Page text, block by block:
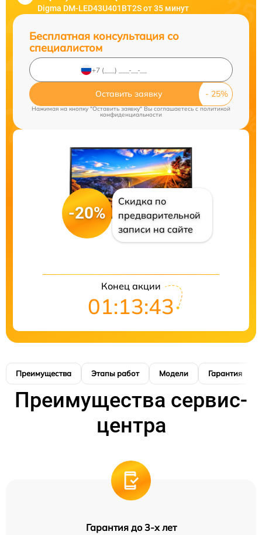
Digma DM-LED43U401BT2S от 35 минут
Бесплатная консультация со
специалистом
Оставить заявку
Нажимая на кнопку "Оставить заявку" Вы соглашаетесь c политикой
конфиденциальности
-20%
Скидка по
предварительной
записи на сайте
Конец акции
01:13:42
Преимущества Этапы работ Модели Гарантия
Преимущества сервис-
центра
Гарантия до 3-х лет